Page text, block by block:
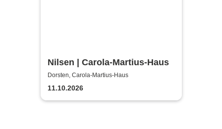
Nilsen | Carola-Martius-Haus
Dorsten, Carola-Martius-Haus
11.10.2026